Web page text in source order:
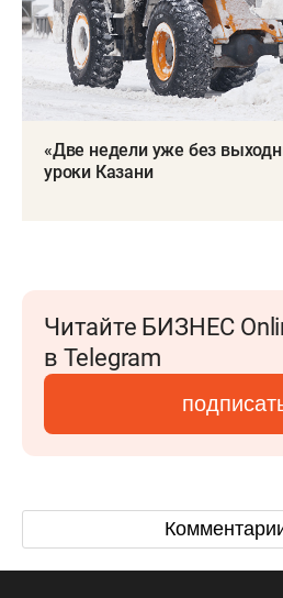
«Две недели уже без
уроки Казани
Читайте БИЗНЕС
в Telegram